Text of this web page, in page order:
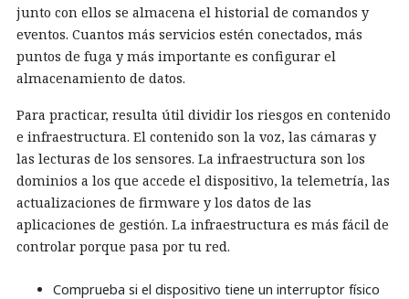
junto con ellos se almacena el historial de comandos y
eventos. Cuantos más servicios estén conectados, más
puntos de fuga y más importante es configurar el
almacenamiento de datos.
Para practicar, resulta útil dividir los riesgos en contenido
e infraestructura. El contenido son la voz, las cámaras y
las lecturas de los sensores. La infraestructura son los
dominios a los que accede el dispositivo, la telemetría, las
actualizaciones de firmware y los datos de las
aplicaciones de gestión. La infraestructura es más fácil de
controlar porque pasa por tu red.
Comprueba si el dispositivo tiene un interruptor físico